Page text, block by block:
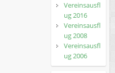
Vereinsausfl
ug 2016
Vereinsausfl
ug 2008
Vereinsausfl
ug 2006